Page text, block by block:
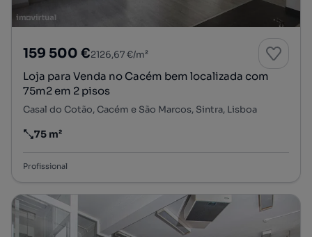
159 500 €2126,67 €/m²
Loja para Venda no Cacém bem localizada com
75m2 em 2 pisos
Casal do Cotão, Cacém e São Marcos, Sintra, Lisboa
Preço por metro quadrado
75 m²
Profissional